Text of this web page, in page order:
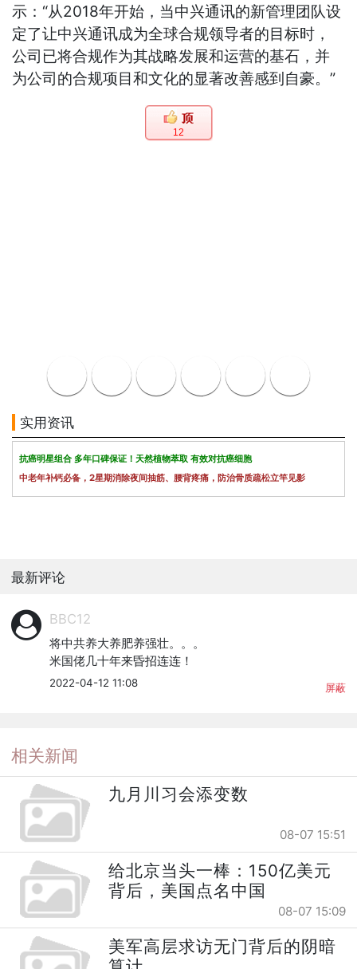
示：“从2018年开始，当中兴通讯的新管理团队设
定了让中兴通讯成为全球合规领导者的目标时，
公司已将合规作为其战略发展和运营的基石，并
为公司的合规项目和文化的显著改善感到自豪。”
12
实用资讯
抗癌明星组合 多年口碑保证！天然植物萃取 有效对抗癌细胞
中老年补钙必备，2星期消除夜间抽筋、腰背疼痛，防治骨质疏松立竿见影
最新评论
BBC12
将中共养大养肥养强壮。。。
米国佬几十年来昏招连连！
2022-04-12 11:08 屏蔽
相关新闻
九月川习会添变数
08-07 15:51
给北京当头一棒：150亿美元
背后，美国点名中国
08-07 15:09
美军高层求访无门背后的阴暗